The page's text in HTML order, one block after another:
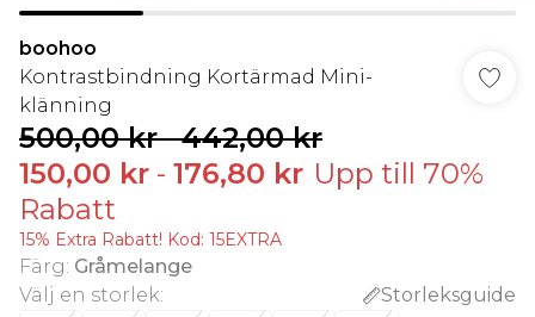
boohoo
Kontrastbindning Kortärmad Mini-
klänning
500,00 kr-442,00 kr
150,00 kr - 176,80 kr Upp till 70%
Rabatt
15% Extra Rabatt! Kod: 15EXTRA
Färg: Gråmelange
Välj en storlek:
Storleksguide